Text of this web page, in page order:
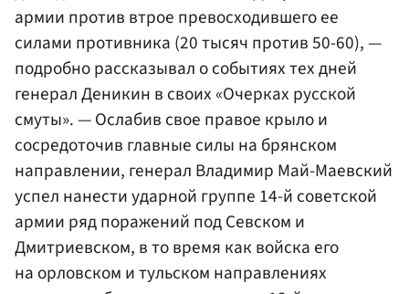
армии против втрое превосходившего ее
силами противника (20 тысяч против 50-60), —
подробно рассказывал о событиях тех дней
генерал Деникин в своих «Очерках русской
смуты». — Ослабив свое правое крыло и
сосредоточив главные силы на брянском
направлении, генерал Владимир Май-Маевский
успел нанести ударной группе 14-й советской
армии ряд поражений под Севском и
Дмитриевском, в то время как войска его
на орловском и тульском направлениях